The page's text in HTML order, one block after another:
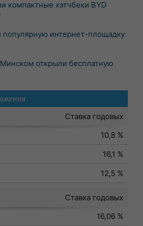
компактные хэтчбеки BYD
популярную интернет-площадку
открыли бесплатную
Ставка годовых
10,8 %
16,1 %
12,5 %
Ставка годовых
16,06 %